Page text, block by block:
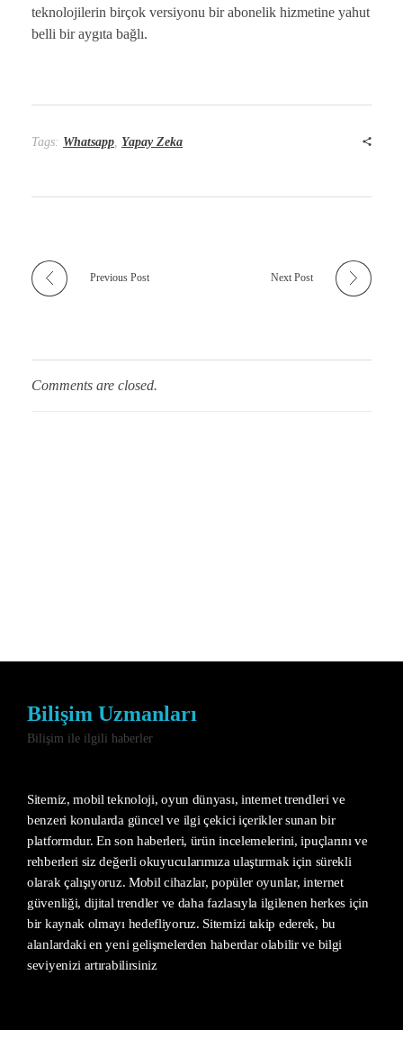
teknolojilerin birçok versiyonu bir abonelik hizmetine yahut
belli bir aygıta bağlı.
Tags: Whatsapp, Yapay Zeka
Previous Post Next Post
Comments are closed.
Bilişim Uzmanları
Bilişim ile ilgili haberler
Sitemiz, mobil teknoloji, oyun dünyası, internet trendleri ve
benzeri konularda güncel ve ilgi çekici içerikler sunan bir
platformdur. En son haberleri, ürün incelemelerini, ipuçlarını ve
rehberleri siz değerli okuyucularımıza ulaştırmak için sürekli
olarak çalışıyoruz. Mobil cihazlar, popüler oyunlar, internet
güvenliği, dijital trendler ve daha fazlasıyla ilgilenen herkes için
bir kaynak olmayı hedefliyoruz. Sitemizi takip ederek, bu
alanlardaki en yeni gelişmelerden haberdar olabilir ve bilgi
seviyenizi artırabilirsiniz